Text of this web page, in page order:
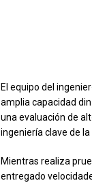
El equipo del
amplia capacidad
una evaluación de
ingeniería clave de
Mientras realiza
entregado